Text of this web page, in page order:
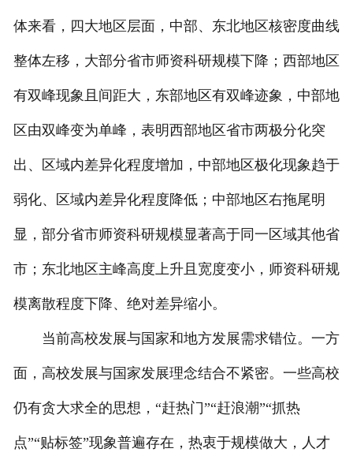
体来看，四大地区层面，中部、东北地区核密度曲线
整体左移，大部分省市师资科研规模下降；西部地区
有双峰现象且间距大，东部地区有双峰迹象，中部地
区由双峰变为单峰，表明西部地区省市两极分化突
出、区域内差异化程度增加，中部地区极化现象趋于
弱化、区域内差异化程度降低；中部地区右拖尾明
显，部分省市师资科研规模显著高于同一区域其他省
市；东北地区主峰高度上升且宽度变小，师资科研规
模离散程度下降、绝对差异缩小。
当前高校发展与国家和地方发展需求错位。一方
面，高校发展与国家发展理念结合不紧密。一些高校
仍有贪大求全的思想，“赶热门”“赶浪潮”“抓热
点”“贴标签”现象普遍存在，热衷于规模做大，人才